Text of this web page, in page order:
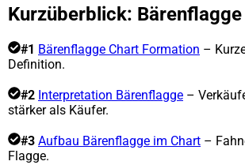
Kurzüberblick: Bärenflagge
#1 Bärenflagge Chart Formation –
Definition.
#2 Interpretation Bärenflagge –
stärker als Käufer.
#3 Aufbau Bärenflagge im Chart –
Flagge.